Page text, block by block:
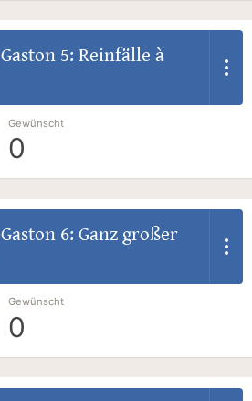
Gaston 5: Reinfälle à
Gewünscht
0
Gaston 6: Ganz großer
Gewünscht
0